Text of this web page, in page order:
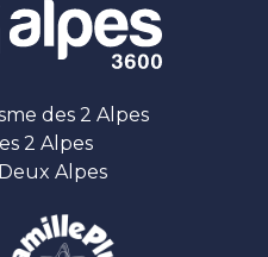
des 2 Alpes
2 Alpes
Alpes